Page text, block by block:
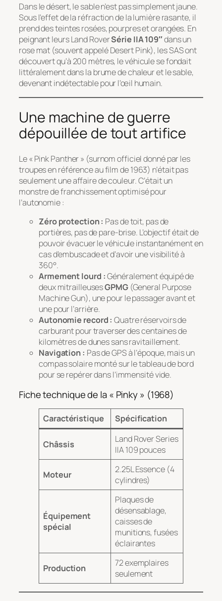
Dans le désert, le sable n’est pas simplement jaune.
Sous l’effet de la réfraction de la lumière rasante, il
prend des teintes rosées, pourpres et orangées. En
peignant leurs Land RoverSérie IIA 109″dans un
rose mat (souvent appeléDesert Pink), les SAS ont
découvert qu’à 200 mètres, le véhicule se fondait
littéralement dans la brume de chaleur et le sable,
devenant indétectable pour l’œil humain.
Une machine de guerre
dépouillée de tout artifice
Le « Pink Panther » (surnom officiel donné par les
troupes en référence au film de 1963) n’était pas
seulement une affaire de couleur. C’était un
monstre de franchissement optimisé pour
l’autonomie :
Zéro protection : Pas de toit, pas de
portières, pas de pare-brise. L’objectif était de
pouvoir évacuer le véhicule instantanément en
cas d’embuscade et d’avoir une visibilité à
360°.
Armement lourd :Généralement équipé de
deux mitrailleusesGPMG(General Purpose
Machine Gun), une pour le passager avant et
une pour l’arrière.
Autonomie record : Quatre réservoirs de
carburant pour traverser des centaines de
kilomètres de dunes sans ravitaillement.
Navigation : Pas de GPS à l’époque, mais un
compas solaire monté sur le tableau de bord
pour se repérer dans l’immensité vide.
Fiche technique de la « Pinky » (1968)
Caractéristique Spécification
Châssis
Land Rover Series
IIA 109 pouces
Moteur
2.25L Essence (4
cylindres)
Équipement
spécial
Plaques de
désensablage,
caisses de
munitions, fusées
éclairantes
Production
72 exemplaires
seulement